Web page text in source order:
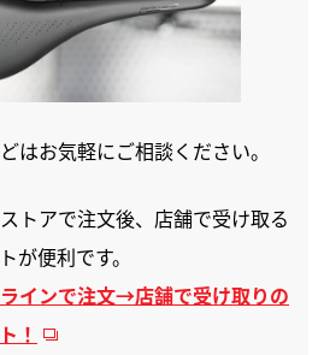
はお気軽にご相談ください。
トアで注文後、店舗で受け取る
が便利です。
インで注文→店舗で受け取りの
！